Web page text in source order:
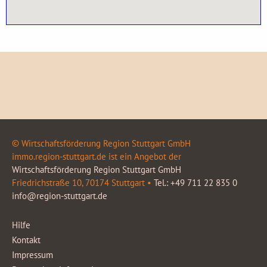
© Wirtschaftsförderung Region Stuttgart GmbH
immo.region-stuttgart.de ist ein Angebot der
Wirtschaftsförderung Region Stuttgart GmbH
Friedrichstraße 10, 70174 Stuttgart • Tel.: +49 711 22 835 0
info@region-stuttgart.de
Hilfe
Kontakt
Impressum